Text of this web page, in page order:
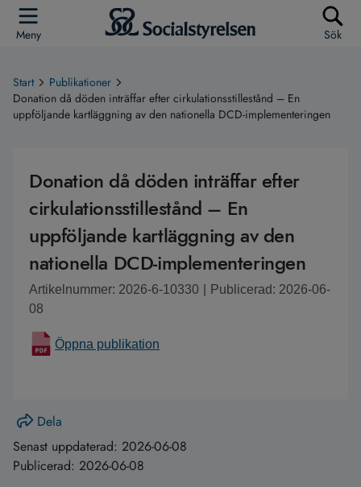
Meny Sök
Start
Publikationer
Donation då döden inträffar efter cirkulationsstillestånd – En
uppföljande kartläggning av den nationella DCD-implementeringen
Donation då döden inträffar efter
cirkulationsstillestånd – En
uppföljande kartläggning av den
nationella DCD-implementeringen
Artikelnummer: 2026-6-10330
Publicerad: 2026-06-
08
Öppna publikation
Dela
Senast uppdaterad: 2026-06-08
Publicerad: 2026-06-08